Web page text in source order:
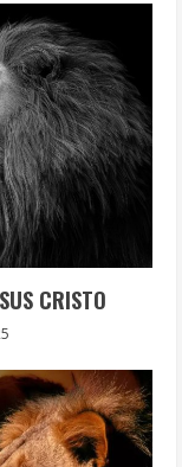
CRISTO